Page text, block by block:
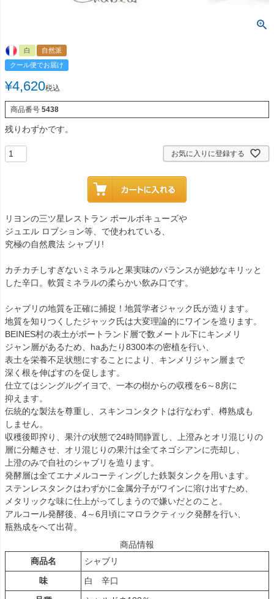
白
自然派
クール便でお届け
¥4,620税込
商品番号 5438
残りわずかです。
お気に入りに登録する
リヨンの三ツ星レストラン ポールボキューズや
ジュエル ロブション等、で使われている、
究極の自然農法 シャブリ!
カチカチしすぎないミネラルと果実味のバランスが絶妙なキリッと
した辛口。軟質ミネラルの柔らかい飲み口です。
シャブリの地質を正確に捕捉！地質学者ジャック氏が造ります。
地質を知りつくしたジャック氏は大変理論的にワインを造ります。
BEINES村の表土がポートランド層で数メートル下にキンメリ
ジャン層があるため、haあたり8300本の密植を行い、
表土を栄養不足状態にすることにより、キンメリジャン層まで
深く根を伸ばすのを促します。
仕立てはシングルグイヨで、一本の樹からの収穫を6～8房に
抑えます。
伝統的な製法を尊重し、スキンコンタクトは行なわず、樽熟成も
しません。
収穫後即搾り、果汁の状態で24時間静置し、上澄みとオリ混じりの
層に分離させ、オリ混じりの果汁は全てネゴシアンに売却し、
上澄のみで自社のシャブリを造ります。
発酵層は全てエナメルコーティングした鉄製タンクを用います。
ステンレスタンクはわずかに金属分子がワインに溶け出すため、
メタリックな味に仕上がってしまうので嫌いだとのこと。
アルコール発酵後、4～6月頃にマロラクティック発酵を行い、
瓶熟成をへて出荷。
商品情報
商品名
シャブリ
味
白 辛口